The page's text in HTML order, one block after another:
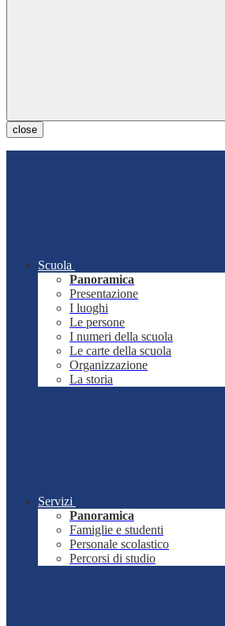
close
Scuola
Panoramica
Presentazione
I luoghi
Le persone
I numeri della scuola
Le carte della scuola
Organizzazione
La storia
Servizi
Panoramica
Famiglie e studenti
Personale scolastico
Percorsi di studio